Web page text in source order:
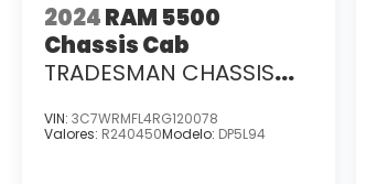
2024RAM 5500
Chassis Cab
TRADESMAN CHASSIS
VIN: 3C7WRMFL4RG120078
Valores: R240450Modelo: DP5L94